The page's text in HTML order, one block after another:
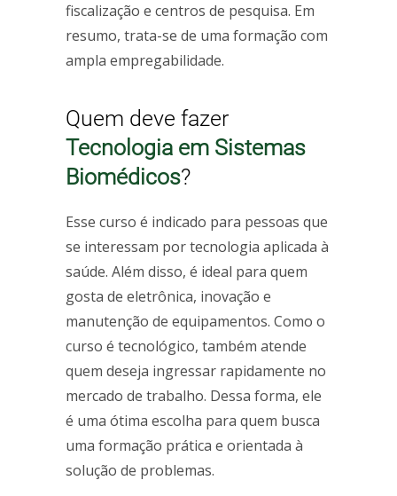
fiscalização e centros de pesquisa. Em
resumo, trata-se de uma formação com
ampla empregabilidade.
Quem deve fazer
Tecnologia em Sistemas
Biomédicos?
Esse curso é indicado para pessoas que
se interessam por tecnologia aplicada à
saúde. Além disso, é ideal para quem
gosta de eletrônica, inovação e
manutenção de equipamentos. Como o
curso é tecnológico, também atende
quem deseja ingressar rapidamente no
mercado de trabalho. Dessa forma, ele
é uma ótima escolha para quem busca
uma formação prática e orientada à
solução de problemas.